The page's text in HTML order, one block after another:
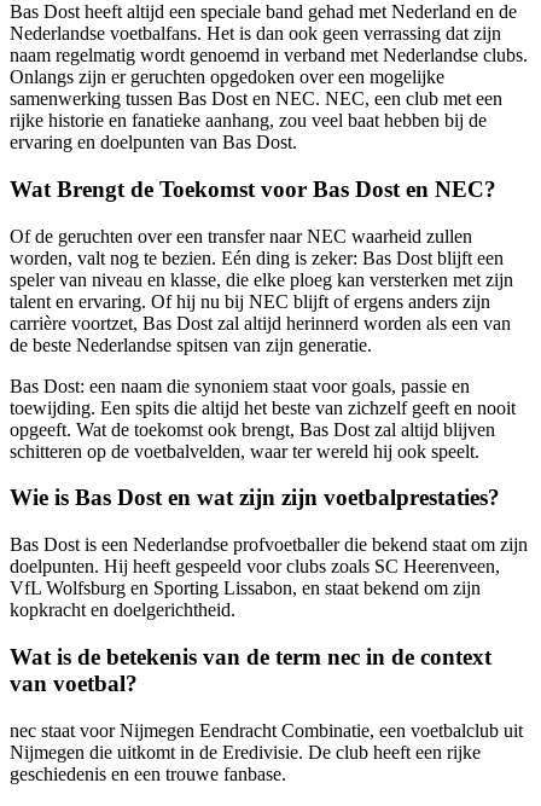
Bas Dost heeft altijd een speciale band gehad met Nederland en de
Nederlandse voetbalfans. Het is dan ook geen verrassing dat zijn
naam regelmatig wordt genoemd in verband met Nederlandse clubs.
Onlangs zijn er geruchten opgedoken over een mogelijke
samenwerking tussen Bas Dost en NEC. NEC, een club met een
rijke historie en fanatieke aanhang, zou veel baat hebben bij de
ervaring en doelpunten van Bas Dost.
Wat Brengt de Toekomst voor Bas Dost en NEC?
Of de geruchten over een transfer naar NEC waarheid zullen
worden, valt nog te bezien. Eén ding is zeker: Bas Dost blijft een
speler van niveau en klasse, die elke ploeg kan versterken met zijn
talent en ervaring. Of hij nu bij NEC blijft of ergens anders zijn
carrière voortzet, Bas Dost zal altijd herinnerd worden als een van
de beste Nederlandse spitsen van zijn generatie.
Bas Dost: een naam die synoniem staat voor goals, passie en
toewijding. Een spits die altijd het beste van zichzelf geeft en nooit
opgeeft. Wat de toekomst ook brengt, Bas Dost zal altijd blijven
schitteren op de voetbalvelden, waar ter wereld hij ook speelt.
Wie is Bas Dost en wat zijn zijn voetbalprestaties?
Bas Dost is een Nederlandse profvoetballer die bekend staat om zijn
doelpunten. Hij heeft gespeeld voor clubs zoals SC Heerenveen,
VfL Wolfsburg en Sporting Lissabon, en staat bekend om zijn
kopkracht en doelgerichtheid.
Wat is de betekenis van de term nec in de context
van voetbal?
nec staat voor Nijmegen Eendracht Combinatie, een voetbalclub uit
Nijmegen die uitkomt in de Eredivisie. De club heeft een rijke
geschiedenis en een trouwe fanbase.